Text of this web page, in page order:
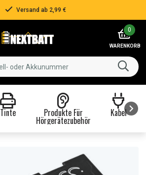
Versand ab 2,99 €
0
WARENKORB
Tinte Produkte Für
Hörgerätezubehör
Kabel